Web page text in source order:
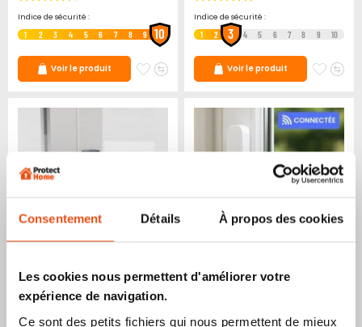
Consentement Détails À propos des cookies
Les cookies nous permettent d'améliorer votre
expérience de navigation.
Ce sont des petits fichiers qui nous permettent de mieux
Indice de sécurité :
1 2 3 4 5 6 7 8 9 10
Voir le produit
AjouterAjouter
Indice de sécurité :
1 2 3 4 5 6 7 8 9 10
Voir le produit
Poignée de fenêtre à clé
standard
Poignée de fenêtre